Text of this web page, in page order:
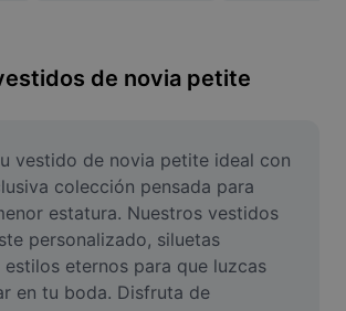
de novia petite
vestido de novia petite ideal con
colección pensada para
estatura. Nuestros vestidos
personalizado, siluetas
estilos eternos para que luzcas
en tu boda. Disfruta de